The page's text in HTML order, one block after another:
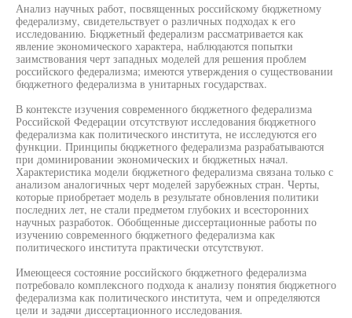
Анализ научных работ, посвященных российскому бюджетному
федерализму, свидетельствует о различных подходах к его
исследованию. Бюджетный федерализм рассматривается как
явление экономического характера, наблюдаются попытки
заимствования черт западных моделей для решения проблем
российского федерализма; имеются утверждения о существовании
бюджетного федерализма в унитарных государствах.
В контексте изучения современного бюджетного федерализма
Российской Федерации отсутствуют исследования бюджетного
федерализма как политического института, не исследуются его
функции. Принципы бюджетного федерализма разрабатываются
при доминировании экономических и бюджетных начал.
Характеристика модели бюджетного федерализма связана только с
анализом аналогичных черт моделей зарубежных стран. Черты,
которые приобретает модель в результате обновления политики
последних лет, не стали предметом глубоких и всесторонних
научных разработок. Обобщенные диссертационные работы по
изучению современного бюджетного федерализма как
политического института практически отсутствуют.
Имеющееся состояние российского бюджетного федерализма
потребовало комплексного подхода к анализу понятия бюджетного
федерализма как политического института, чем и определяются
цели и задачи диссертационного исследования.